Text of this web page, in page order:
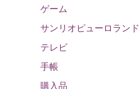
ゲーム
サンリオピューロランド
テレビ
手帳
購入品